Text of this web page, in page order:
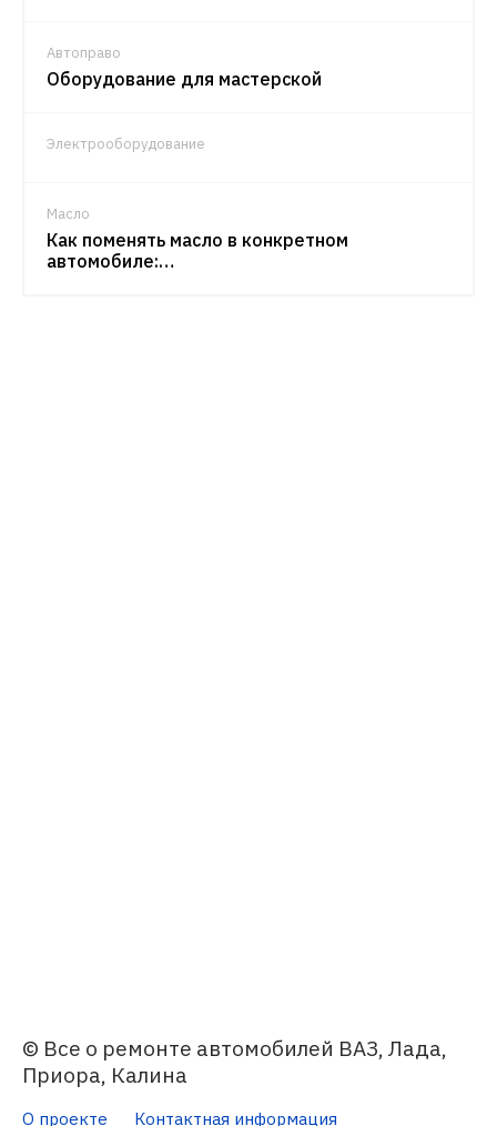
Автоправо
Оборудование для мастерской
Электрооборудование
Масло
Как поменять масло в конкретном
автомобиле:…
© Все о ремонте автомобилей ВАЗ, Лада,
Приора, Калина
О проекте Контактная информация